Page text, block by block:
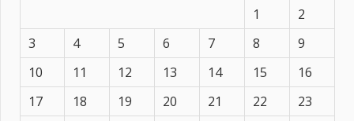
1
2
3
4 5 6 7 8
9
10
11 12 13 14 15
16
17
18 19 20 21 22
23